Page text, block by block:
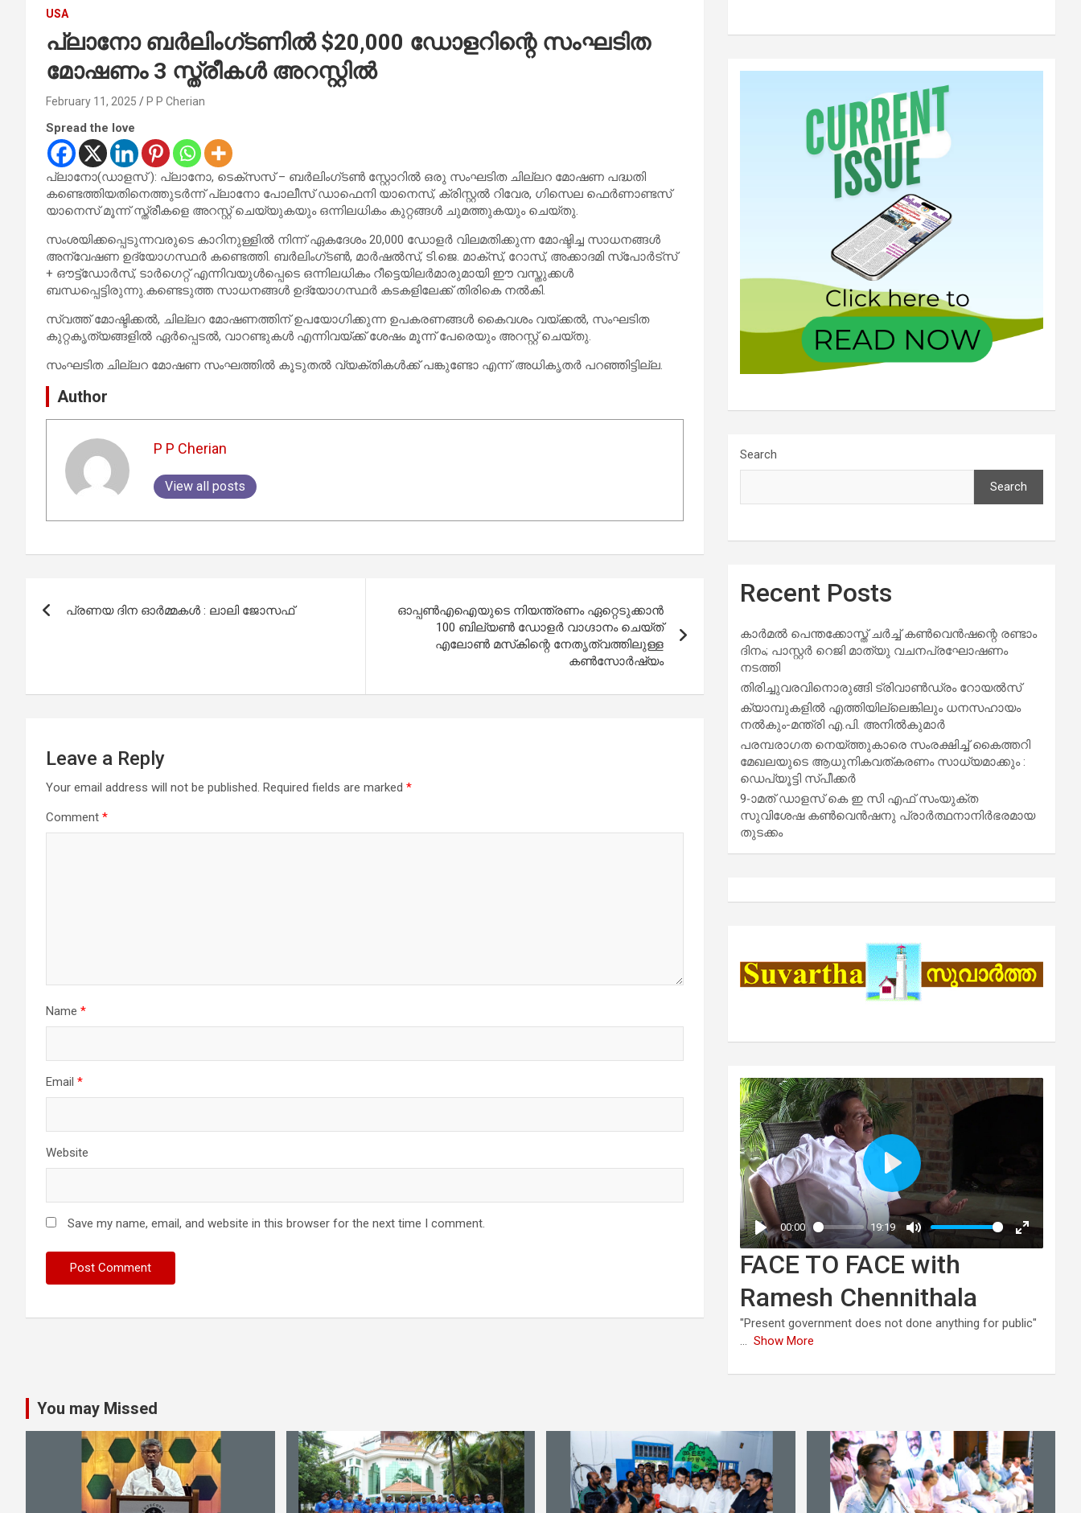
USA
പ്ലാനോ ബർലിംഗ്ടണിൽ $20,000 ഡോളറിന്റെ സംഘടിത
മോഷണം 3 സ്ത്രീകൾ അറസ്റ്റിൽ
February 11, 2025 P P Cherian
Spread the love
പ്ലാനോ(ഡാളസ് ): പ്ലാനോ, ടെക്സസ് – ബർലിംഗ്ടൺ സ്റ്റോറിൽ ഒരു സംഘടിത ചില്ലറ മോഷണ പദ്ധതി
കണ്ടെത്തിയതിനെത്തുടർന്ന് പ്ലാനോ പോലീസ് ഡാഫെനി യാനെസ്, ക്രിസ്റ്റൽ റിവേര, ഗിസെല ഫെർണാണ്ടസ്
യാനെസ് മൂന്ന് സ്ത്രീകളെ അറസ്റ്റ് ചെയ്യുകയും ഒന്നിലധികം കുറ്റങ്ങൾ ചുമത്തുകയും ചെയ്തു.
സംശയിക്കപ്പെടുന്നവരുടെ കാറിനുള്ളിൽ നിന്ന് ഏകദേശം 20,000 ഡോളർ വിലമതിക്കുന്ന മോഷ്ടിച്ച സാധനങ്ങൾ
അന്വേഷണ ഉദ്യോഗസ്ഥർ കണ്ടെത്തി. ബർലിംഗ്ടൺ, മാർഷൽസ്, ടി.ജെ. മാക്സ്, റോസ്, അക്കാദമി സ്പോർട്സ്
+ ഔട്ട്ഡോർസ്, ടാർഗെറ്റ് എന്നിവയുൾപ്പെടെ ഒന്നിലധികം റീട്ടെയിലർമാരുമായി ഈ വസ്തുക്കൾ
ബന്ധപ്പെട്ടിരുന്നു.കണ്ടെടുത്ത സാധനങ്ങൾ ഉദ്യോഗസ്ഥർ കടകളിലേക്ക് തിരികെ നൽകി.
സ്വത്ത് മോഷ്ടിക്കൽ, ചില്ലറ മോഷണത്തിന് ഉപയോഗിക്കുന്ന ഉപകരണങ്ങൾ കൈവശം വയ്ക്കൽ, സംഘടിത
കുറ്റകൃത്യങ്ങളിൽ ഏർപ്പെടൽ, വാറണ്ടുകൾ എന്നിവയ്ക്ക് ശേഷം മൂന്ന് പേരെയും അറസ്റ്റ് ചെയ്തു.
സംഘടിത ചില്ലറ മോഷണ സംഘത്തിൽ കൂടുതൽ വ്യക്തികൾക്ക് പങ്കുണ്ടോ എന്ന് അധികൃതർ പറഞ്ഞിട്ടില്ല.
Author
P P Cherian
View all posts
navigation
പ്രണയ ദിന ഓര്‍മ്മകള്‍ : ലാലി ജോസഫ്
ഓപ്പൺഎഐയുടെ നിയന്ത്രണം ഏറ്റെടുക്കാൻ
100 ബില്യൺ ഡോളർ വാഗ്ദാനം ചെയ്ത്
എലോൺ മസ്‌കിന്റെ നേതൃത്വത്തിലുള്ള
കൺസോർഷ്യം
Leave a Reply
Your email address will not be published. Required fields are marked *
Comment *
Name *
Email *
Website
Save my name, email, and website in this browser for the next time I comment.
Search
Search
Recent Posts
കാർമൽ പെന്തക്കോസ്ത് ചർച്ച് കൺവെൻഷന്റെ രണ്ടാം
ദിനം; പാസ്റ്റർ റെജി മാത്യു വചനപ്രഘോഷണം
നടത്തി
തിരിച്ചുവരവിനൊരുങ്ങി ട്രിവാൺഡ്രം റോയൽസ്
ക്യാമ്പുകളിൽ എത്തിയില്ലെങ്കിലും ധനസഹായം
നൽകും-മന്ത്രി എ.പി. അനിൽകുമാർ
പരമ്പരാഗത നെയ്ത്തുകാരെ സംരക്ഷിച്ച് കൈത്തറി
മേഖലയുടെ ആധുനികവത്കരണം സാധ്യമാക്കും :
ഡെപ്യൂട്ടി സ്പീക്കർ
9-ാമത് ഡാളസ് കെ ഇ സി എഫ് സംയുക്ത
സുവിശേഷ കൺവെൻഷനു പ്രാർത്ഥനാനിർഭരമായ
തുടക്കം
FACE TO FACE with
Ramesh Chennithala
"Present government does not done anything for public"
... Show More
You may Missed